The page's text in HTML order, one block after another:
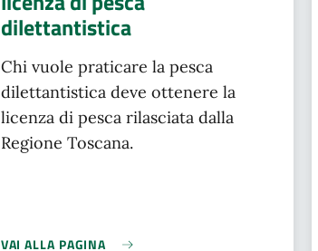
dilettantistica
Chi vuole praticare la pesca
dilettantistica deve ottenere la
licenza di pesca rilasciata dalla
Regione Toscana.
VAI ALLA PAGINA